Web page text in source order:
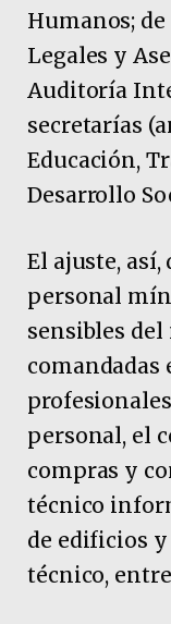
Humanos;
Legales y
Auditoría
secretarías
Educación,
Desarrollo
El ajuste,
personal
sensibles
comandadas
personal, el
compras y
técnico
de edificios
técnico,